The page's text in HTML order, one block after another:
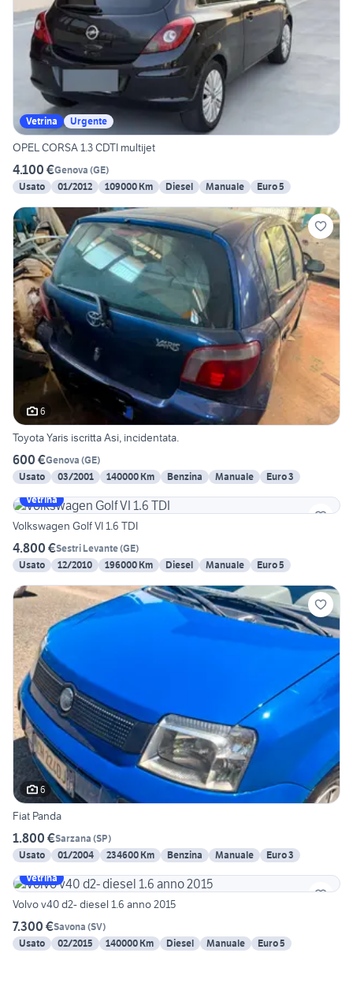
Vetrina Urgente
OPEL CORSA 1.3 CDTI multijet
4.100 €Genova (GE)
Usato
01/2012 109000 Km Diesel Manuale Euro 5
6
Toyota Yaris iscritta Asi, incidentata.
600 €Genova (GE)
Usato
03/2001 140000 Km Benzina Manuale
Euro 3
Vetrina
Volkswagen Golf VI 1.6 TDI
4.800 €Sestri Levante(GE)
Usato
12/2010 196000 Km Diesel Manuale Euro 5
6
Fiat Panda
1.800 €Sarzana (SP)
Usato
01/2004 234600 Km Benzina Manuale
Euro 3
Vetrina
Volvo v40 d2- diesel 1.6 anno 2015
7.300 €Savona (SV)
Usato
02/2015 140000 Km Diesel Manuale Euro 5